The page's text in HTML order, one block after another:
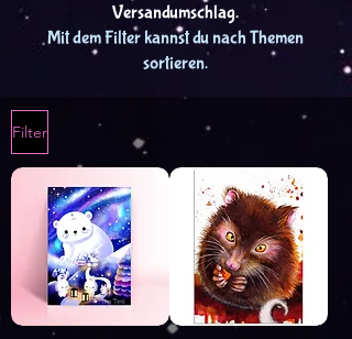
Versandumschlag.
Mit dem Filter kannst du nach Themen
sortieren.
Filter